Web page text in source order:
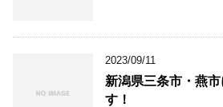
2023/09/11
新潟県三条市・燕
す！